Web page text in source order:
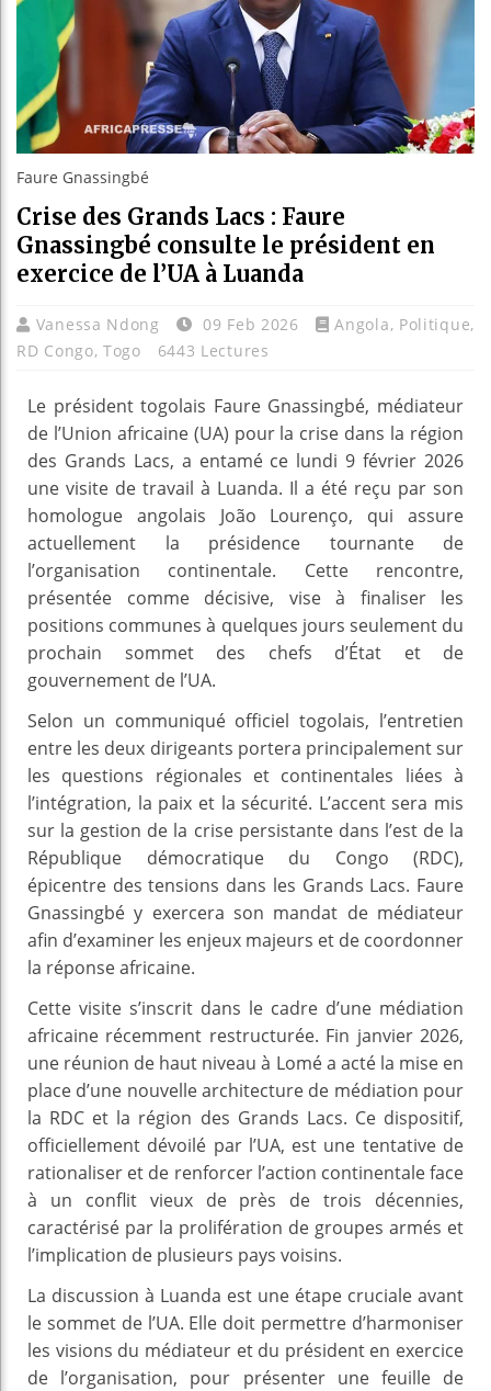
Aliko
Faure Gnassingbé
Crise des Grands Lacs : Faure
Gnassingbé consulte le président en
exercice de l’UA à Luanda
Vanessa Ndong 09 Feb 2026 Angola, Politique,
RD Congo,Togo 6443 Lectures
Le président togolais Faure Gnassingbé, médiateur
de l’Union africaine (UA) pour la crise dans la région
des Grands Lacs, a entamé ce lundi 9 février 2026
une visite de travail à Luanda. Il a été reçu par son
homologue angolais João Lourenço, qui assure
actuellement la présidence tournante de
l’organisation continentale. Cette rencontre,
présentée comme décisive, vise à finaliser les
positions communes à quelques jours seulement du
prochain sommet des chefs d’État et de
gouvernement de l’UA.
Selon un communiqué officiel togolais, l’entretien
entre les deux dirigeants portera principalement sur
les questions régionales et continentales liées à
l’intégration, la paix et la sécurité. L’accent sera mis
sur la gestion de la crise persistante dans l’est de la
République démocratique du Congo (RDC),
épicentre des tensions dans les Grands Lacs. Faure
Gnassingbé y exercera son mandat de médiateur
afin d’examiner les enjeux majeurs et de coordonner
la réponse africaine.
Cette visite s’inscrit dans le cadre d’une médiation
africaine récemment restructurée. Fin janvier 2026,
une réunion de haut niveau à Lomé a acté la mise en
place d’une nouvelle architecture de médiation pour
la RDC et la région des Grands Lacs. Ce dispositif,
officiellement dévoilé par l’UA, est une tentative de
rationaliser et de renforcer l’action continentale face
à un conflit vieux de près de trois décennies,
caractérisé par la prolifération de groupes armés et
l’implication de plusieurs pays voisins.
La discussion à Luanda est une étape cruciale avant
le sommet de l’UA. Elle doit permettre d’harmoniser
les visions du médiateur et du président en exercice
de l’organisation, pour présenter une feuille de